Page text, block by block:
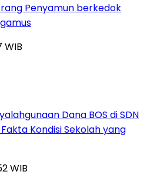
Penyamun berkedok
WIB
Dana BOS di SDN
Kondisi Sekolah yang
WIB